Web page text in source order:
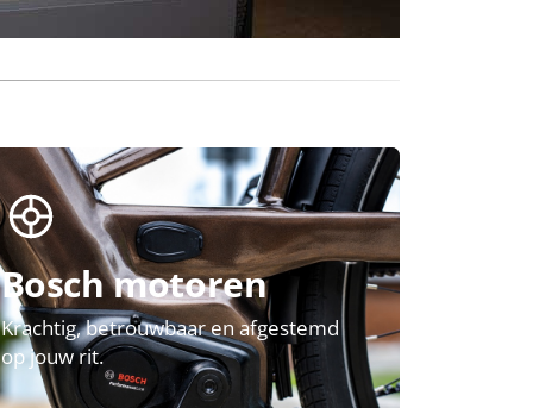
Bosch motoren
Krachtig, betrouwbaar en afgestemd
op jouw rit.